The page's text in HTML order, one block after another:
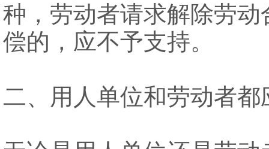
种，劳动者请求解除劳
偿的，应不予支持。
二、用人单位和劳动者